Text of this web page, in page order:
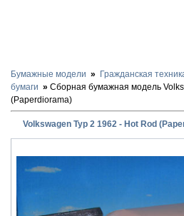
Бумажные модели Гражданская
бумаги
Сборная бумажная модель
(Paperdiorama)
Volkswagen Typ 2 1962 - Hot Rod